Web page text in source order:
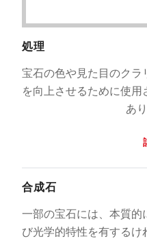
処理
宝石の色や見た目のクラ
を向上させるために使
あ
合成石
一部の宝石には、本質的
び光学的特性を有するけ